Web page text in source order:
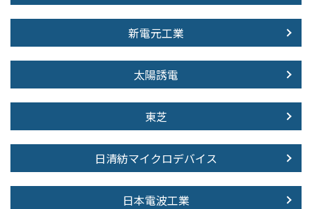
新電元工業
太陽誘電
東芝
日清紡マイクロデバイス
日本電波工業